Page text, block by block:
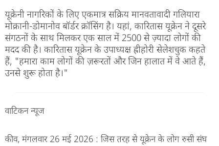
यूक्रेनी नागरिकों के लिए एकमात्र सक्रिय मानवतावादी गलियारा
मोक्रानी-डोमानोव बॉर्डर क्रॉसिंग है। यहां, कारितास यूक्रेन ने दूसरे
संगठनों के साथ मिलकर एक साल में 2500 से ज़्यादा लोगों की
मदद की है। कारितास यूक्रेन के उपाध्यक्ष ह्रीहोरी सेलेशचुक कहते
हैं, "हमारा काम लोगों की ज़रूरतों और जिन हालात में वे आते हैं,
उनसे शुरू होता है।"
वाटिकन न्यूज
कीव, मंगलवार 26 मई 2026 : जिस तरह से यूक्रेन के लोग रुसी संघ